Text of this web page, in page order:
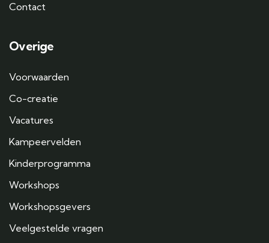
Contact
Overige
Voorwaarden
Co-creatie
Vacatures
Kampeervelden
Kinderprogramma
Workshops
Workshopsgevers
Veelgestelde vragen